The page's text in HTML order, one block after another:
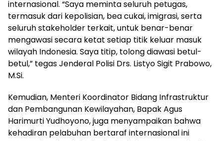
internasional. “Saya meminta seluruh petugas,
termasuk dari kepolisian, bea cukai, imigrasi, serta
seluruh stakeholder terkait, untuk benar-benar
mengawasi secara ketat setiap titik keluar masuk
wilayah Indonesia. Saya titip, tolong diawasi betul-
betul,” tegas Jenderal Polisi Drs. Listyo Sigit Prabowo,
M.Si.
Kemudian, Menteri Koordinator Bidang Infrastruktur
dan Pembangunan Kewilayahan, Bapak Agus
Harimurti Yudhoyono, juga menyampaikan bahwa
kehadiran pelabuhan bertaraf internasional ini